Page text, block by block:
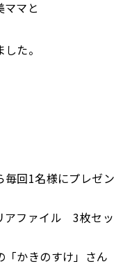
マと
た。
毎回1名様にプレゼン
アファイル 3枚セッ
かきのすけ」さん